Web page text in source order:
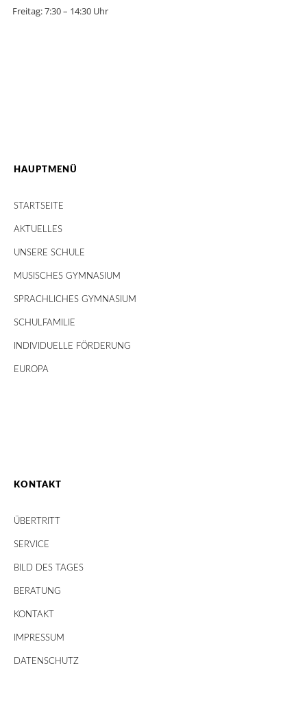
Freitag: 7:30 – 14:30 Uhr
HAUPTMENÜ
STARTSEITE
AKTUELLES
UNSERE SCHULE
MUSISCHES GYMNASIUM
SPRACHLICHES GYMNASIUM
SCHULFAMILIE
INDIVIDUELLE FÖRDERUNG
EUROPA
KONTAKT
ÜBERTRITT
SERVICE
BILD DES TAGES
BERATUNG
KONTAKT
IMPRESSUM
DATENSCHUTZ